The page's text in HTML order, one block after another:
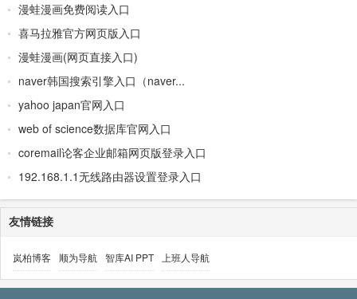
漫蛙漫画免费阅读入口
喜马拉雅官方网页版入口
漫蛙漫画(网页直接入口)
naver韩国搜索引擎入口（naver...
yahoo japan官网入口
web of science数据库官网入口
coremail论客企业邮箱网页版登录入口
192.168.1.1无线路由器设置登录入口
友情链接
岚柏博客 顺为导航 智库AI PPT 上班人导航